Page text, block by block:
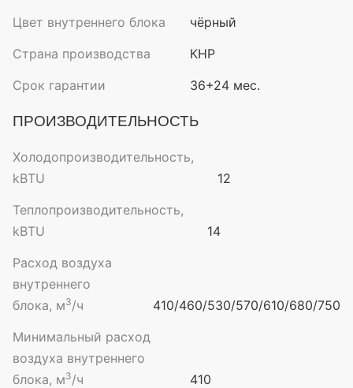
Цвет внутреннего блока
чёрный
Страна производства
КНР
Срок гарантии
36+24 мес.
ПРОИЗВОДИТЕЛЬНОСТЬ
Холодопроизводительность,
kBTU
12
Теплопроизводительность,
kBTU
14
Расход воздуха
внутреннего
блока, м3/ч
410/460/530/570/610/680/750
Минимальный расход
воздуха внутреннего
блока, м3/ч 410